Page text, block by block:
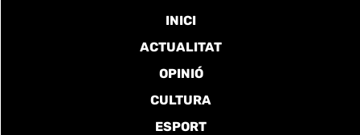
INICI
ACTUALITAT
OPINIÓ
CULTURA
ESPORT